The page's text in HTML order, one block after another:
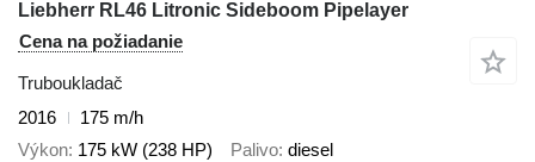
Liebherr RL46 Litronic Sideboom Pipelayer
Cena na požiadanie
Truboukladač
2016
175 m/h
Výkon 175 kW (238 HP) Palivo diesel